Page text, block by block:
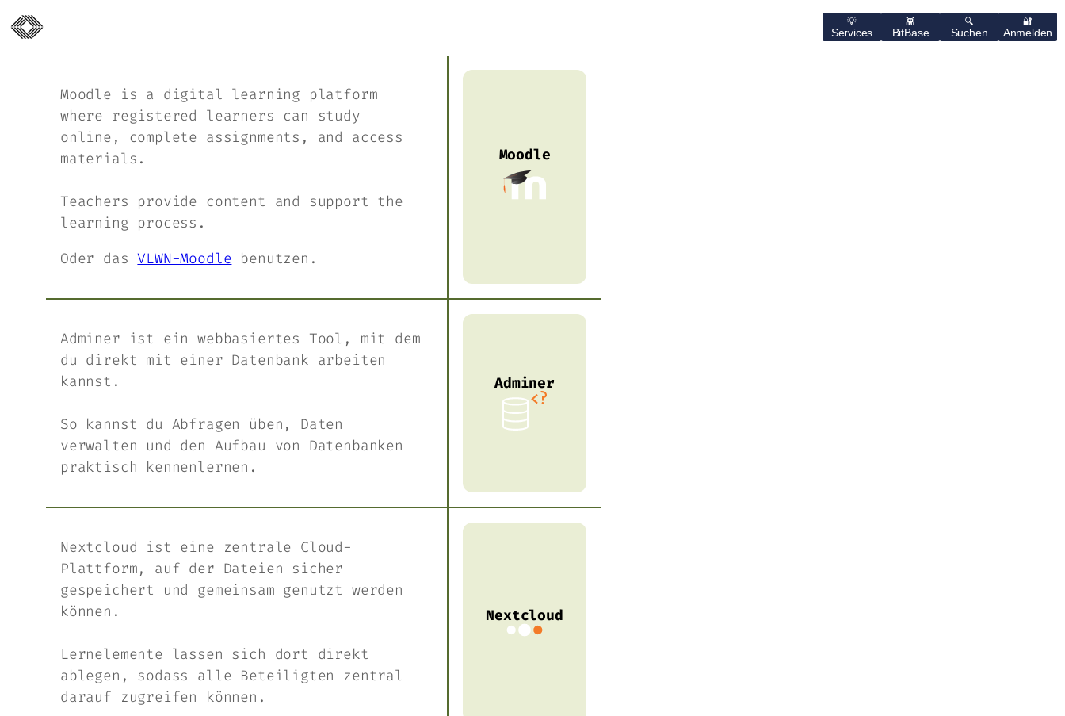
Services BitBase Suchen Anmelden
Moodle is a digital learning platform
where registered learners can study
online, complete assignments, and access
materials.
Teachers provide content and support the
learning process.
Oder dasVLWN-Moodle benutzen.
Moodle
Adminer ist ein webbasiertes Tool, mit dem
du direkt mit einer Datenbank arbeiten
kannst.
So kannst du Abfragen üben, Daten
verwalten und den Aufbau von Datenbanken
praktisch kennenlernen.
Adminer
Nextcloud ist eine zentrale Cloud-
Plattform, auf der Dateien sicher
gespeichert und gemeinsam genutzt werden
können.
Lernelemente lassen sich dort direkt
ablegen, sodass alle Beteiligten zentral
darauf zugreifen können.
Nextcloud